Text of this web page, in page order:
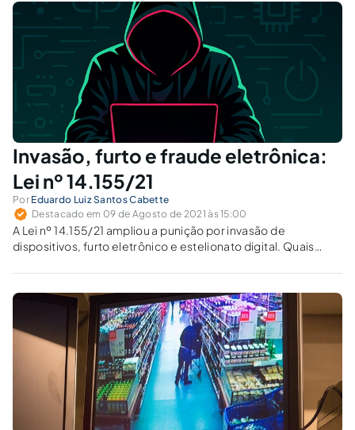
Invasão, furto e fraude eletrônica:
Lei nº 14.155/21
Por Eduardo Luiz Santos Cabette
Destacado em 09 de Agosto de 2021 às 15:00
A Lei nº 14.155/21 ampliou a punição por invasão de
dispositivos, furto eletrônico e estelionato digital. Quais
competência?